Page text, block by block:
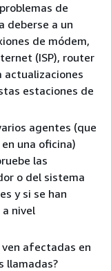
de
deberse a un
de módem,
(ISP), router
actualizaciones
estaciones de
agentes (que
una oficina)
las
o del sistema
y si se han
nivel
afectadas en
llamadas?